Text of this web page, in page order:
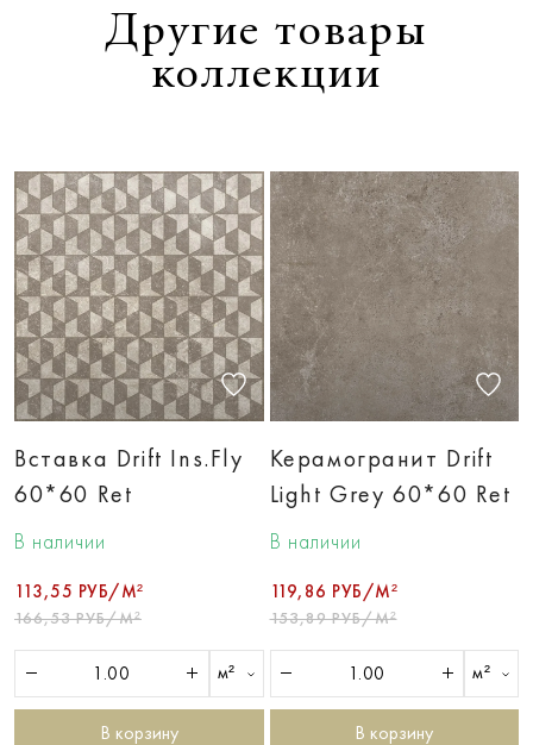
Другие товары
коллекции
Вставка Drift Ins.Fly
60*60 Ret
В наличии
113,55 РУБ/М²
166,53 РУБ/М²
м²
В корзину
Керамогранит Drift
Light Grey 60*60 Ret
В наличии
119,86 РУБ/М²
153,89 РУБ/М²
м²
В корзину